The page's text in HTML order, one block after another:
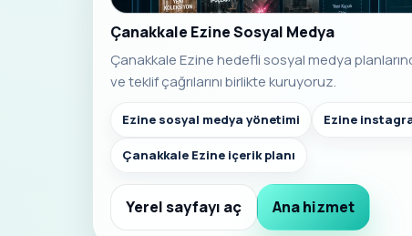
Çanakkale Ezine Sosyal Medya
Çanakkale Ezine hedefli sosyal medya
ve teklif çağrılarını birlikte kuruyoruz.
Ezine sosyal medya yönetimi Ezine
Çanakkale Ezine içerik planı
Yerel sayfayı aç Ana hizmet